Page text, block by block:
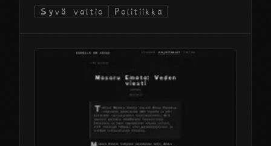
Syvä valtio Politiikka